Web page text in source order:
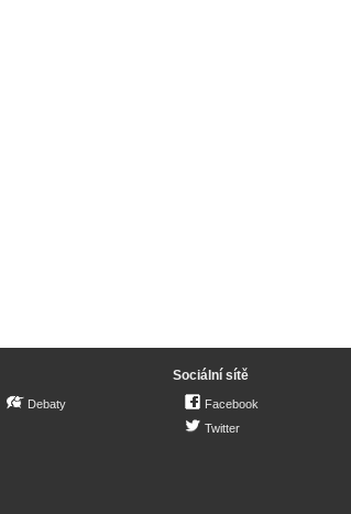
Debaty
Sociální sítě
Facebook
Twitter